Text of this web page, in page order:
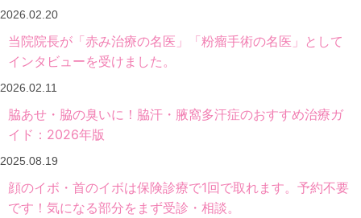
2026.02.20
当院院長が「赤み治療の名医」「粉瘤手術の名医」として
インタビューを受けました。
2026.02.11
脇あせ・脇の臭いに！脇汗・腋窩多汗症のおすすめ治療ガ
イド：2026年版
2025.08.19
顔のイボ・首のイボは保険診療で1回で取れます。予約不要
です！気になる部分をまず受診・相談。